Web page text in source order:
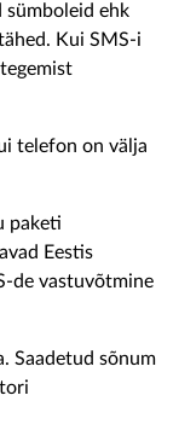
sümboleid ehk
Kui SMS-i
telefon on välja
paketi
Eestis
de vastuvõtmine
Saadetud sõnum